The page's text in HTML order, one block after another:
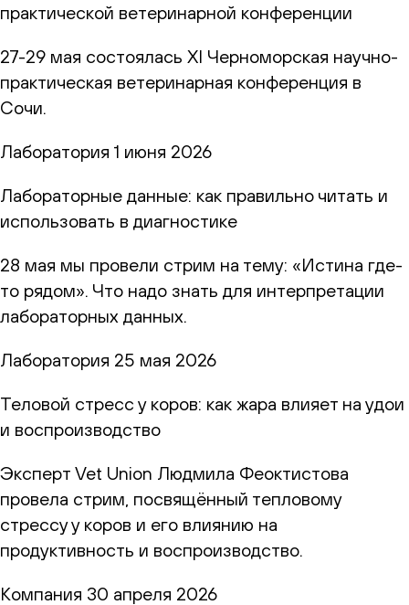
практической ветеринарной конференции
27-29 мая состоялась XI Черноморская научно-
практическая ветеринарная конференция в
Сочи.
Лаборатория 1 июня 2026
Лабораторные данные: как правильно читать и
использовать в диагностике
28 мая мы провели стрим на тему: «Истина где-
то рядом». Что надо знать для интерпретации
лабораторных данных.
Лаборатория 25 мая 2026
Теловой стресс у коров: как жара влияет на удои
и воспроизводство
Эксперт Vet Union Людмила Феоктистова
провела стрим, посвящённый тепловому
стрессу у коров и его влиянию на
продуктивность и воспроизводство.
Компания 30 апреля 2026